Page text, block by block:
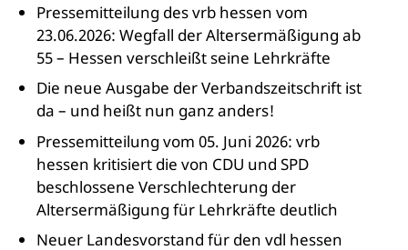
Pressemitteilung des vrb hessen vom
23.06.2026: Wegfall der Altersermäßigung ab
55 – Hessen verschleißt seine Lehrkräfte
Die neue Ausgabe der Verbandszeitschrift ist
da – und heißt nun ganz anders!
Pressemitteilung vom 05. Juni 2026: vrb
hessen kritisiert die von CDU und SPD
beschlossene Verschlechterung der
Altersermäßigung für Lehrkräfte deutlich
Neuer Landesvorstand für den vdl hessen